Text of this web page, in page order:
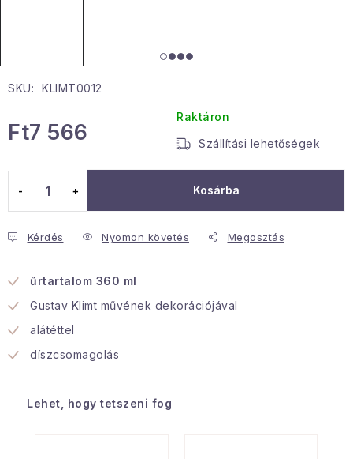
Karácsonyi esemény
Januári akció
Hogyan kell panaszkodni / visszaadni az áruka
Érintkezés
Rólunk
SKU: KLIMT0012
Ft7 566
Raktáron
Szállítási lehetőségek
Kosárba
Kérdés Nyomon követés Megosztás
űrtartalom 360 ml
Gustav Klimt művének dekorációjával
alátéttel
díszcsomagolás
Lehet, hogy tetszeni fog